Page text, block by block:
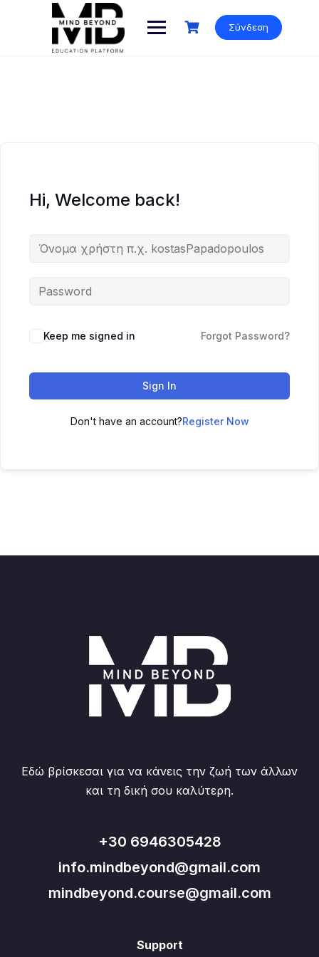
Σύνδεση
Hi, Welcome back!
Keep me signed in Forgot Password?
Sign In
Don't have an account?Register Now
Εδώ βρίσκεσαι για να κάνεις την ζωή των άλλων
και τη δική σου καλύτερη.
+30 6946305428
info.mindbeyond@gmail.com
mindbeyond.course@gmail.com
Support